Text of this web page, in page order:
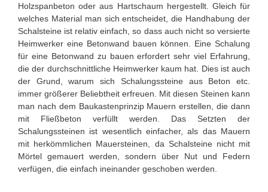
Holzspanbeton oder aus Hartschaum hergestellt. Gleich für
welches Material man sich entscheidet, die Handhabung der
Schalsteine ist relativ einfach, so dass auch nicht so versierte
Heimwerker eine Betonwand bauen können. Eine Schalung
für eine Betonwand zu bauen erfordert sehr viel Erfahrung,
die der durchschnittliche Heimwerker kaum hat. Dies ist auch
der Grund, warum sich Schalungssteine aus Beton etc.
immer größerer Beliebtheit erfreuen. Mit diesen Steinen kann
man nach dem Baukastenprinzip Mauern erstellen, die dann
mit Fließbeton verfüllt werden. Das Setzten der
Schalungssteinen ist wesentlich einfacher, als das Mauern
mit herkömmlichen Mauersteinen, da Schalsteine nicht mit
Mörtel gemauert werden, sondern über Nut und Federn
verfügen, die einfach ineinander geschoben werden.